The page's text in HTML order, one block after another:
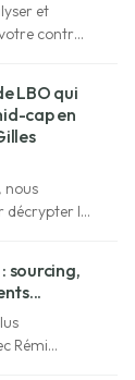
et
contrat
LBO qui
cap en
nous
décrypter la
sourcing,
Rémi